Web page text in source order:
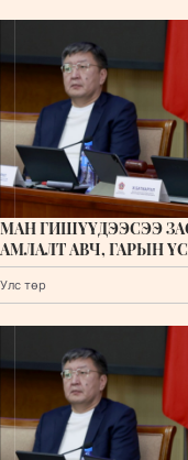
МАН ГИШҮҮДЭЭСЭЭ
АМЛАЛТ АВЧ, ГАРЫН
Улс төр